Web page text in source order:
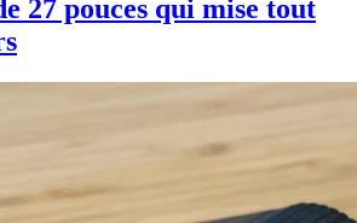
27 pouces qui mise tout